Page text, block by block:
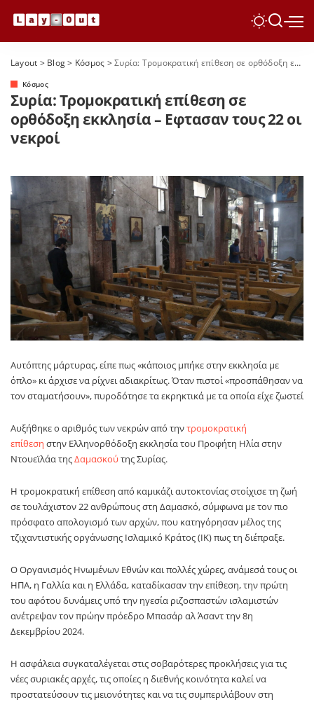
Layout > Blog> Κόσμος >Συρία: Τρομοκρατική επίθεση σε ορθόδοξη εκκλησία – Εφτασαν τους 22 οι νεκροί
Κόσμος
Συρία: Τρομοκρατική επίθεση σε
ορθόδοξη εκκλησία – Εφτασαν τους 22 οι
νεκροί
Αυτόπτης μάρτυρας, είπε πως «κάποιος μπήκε στην εκκλησία με
όπλο» κι άρχισε να ρίχνει αδιακρίτως. Όταν πιστοί «προσπάθησαν να
τον σταματήσουν», πυροδότησε τα εκρηκτικά με τα οποία είχε ζωστεί
Αυξήθηκε ο αριθμός των νεκρών από τηντρομοκρατική
επίθεση στην Ελληνορθόδοξη εκκλησία του Προφήτη Ηλία στην
Ντουεϊλάα τηςΔαμασκούτης Συρίας.
Η τρομοκρατική επίθεση από καμικάζι αυτοκτονίας στοίχισε τη ζωή
σε τουλάχιστον 22 ανθρώπους στη Δαμασκό, σύμφωνα με τον πιο
πρόσφατο απολογισμό των αρχών, που κατηγόρησαν μέλος της
τζιχαντιστικής οργάνωσης Ισλαμικό Κράτος (ΙΚ) πως τη διέπραξε.
Ο Οργανισμός Ηνωμένων Εθνών και πολλές χώρες, ανάμεσά τους οι
ΗΠΑ, η Γαλλία και η Ελλάδα, καταδίκασαν την επίθεση, την πρώτη
του αφότου δυνάμεις υπό την ηγεσία ριζοσπαστών ισλαμιστών
ανέτρεψαν τον πρώην πρόεδρο Μπασάρ αλ Άσαντ την 8η
Δεκεμβρίου 2024.
Η ασφάλεια συγκαταλέγεται στις σοβαρότερες προκλήσεις για τις
νέες συριακές αρχές, τις οποίες η διεθνής κοινότητα καλεί να
προστατεύσουν τις μειονότητες και να τις συμπεριλάβουν στη